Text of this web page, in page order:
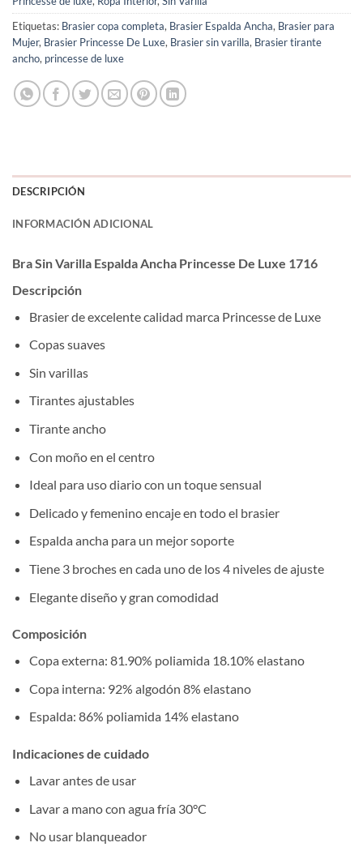
Etiquetas: Brasier copa completa, Brasier Espalda Ancha, Brasier para
Mujer, Brasier Princesse De Luxe, Brasier sin varilla, Brasier tirante
ancho, princesse de luxe
DESCRIPCIÓN
INFORMACIÓN ADICIONAL
Bra Sin Varilla Espalda Ancha Princesse De Luxe 1716
Descripción
Brasier de excelente calidad marca Princesse de Luxe
Copas suaves
Sin varillas
Tirantes ajustables
Tirante ancho
Con moño en el centro
Ideal para uso diario con un toque sensual
Delicado y femenino encaje en todo el brasier
Espalda ancha para un mejor soporte
Tiene 3 broches en cada uno de los 4 niveles de ajuste
Elegante diseño y gran comodidad
Composición
Copa externa: 81.90% poliamida 18.10% elastano
Copa interna: 92% algodón 8% elastano
Espalda: 86% poliamida 14% elastano
Indicaciones de cuidado
Lavar antes de usar
Lavar a mano con agua fría 30°C
No usar blanqueador